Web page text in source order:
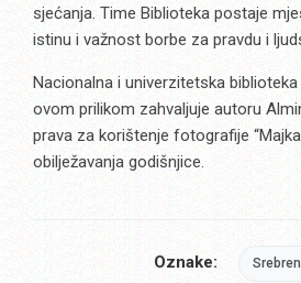
sjećanja. Time Biblioteka postaje
istinu i važnost borbe za pravdu i
Nacionalna i univerzitetska
ovom prilikom zahvaljuje autoru
prava za korištenje fotografije
obilježavanja godišnjice.
Oznake: